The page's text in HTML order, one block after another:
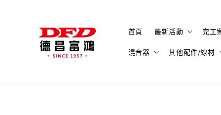
首頁 最新活動 完工
混音器 其他配件/線材